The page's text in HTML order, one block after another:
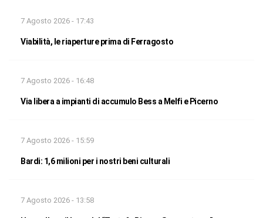
7 Agosto 2026 - 17:43
Viabilità, le riaperture prima di Ferragosto
7 Agosto 2026 - 16:48
Via libera a impianti di accumulo Bess a Melfi e Picerno
7 Agosto 2026 - 15:59
Bardi: 1,6 milioni per i nostri beni culturali
7 Agosto 2026 - 13:58